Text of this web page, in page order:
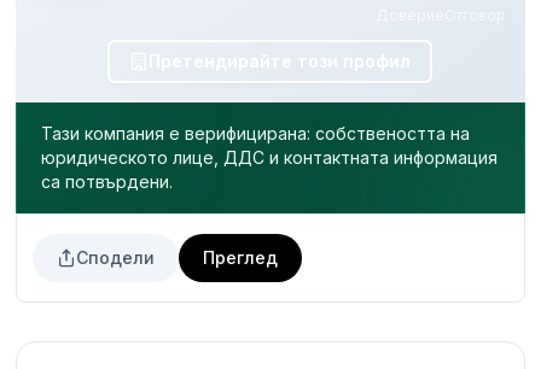
Претендирайте този профил
Тази компания е верифицирана: собствеността на
юридическото лице, ДДС и контактната информация
са потвърдени.
Сподели Преглед